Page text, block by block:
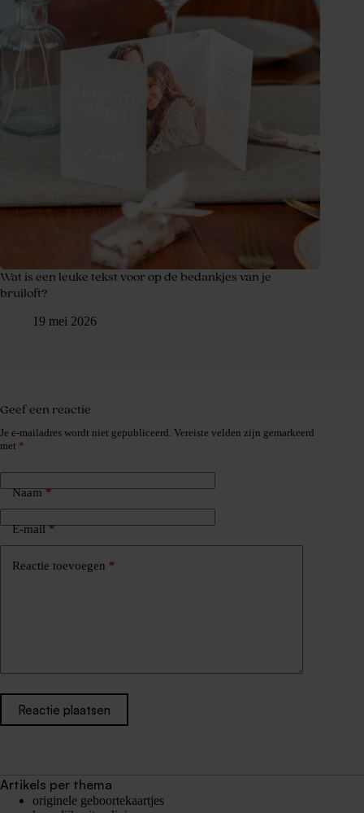
Wat is een leuke tekst voor op de bedankjes van je
bruiloft?
19 mei 2026
Geef een reactie
Je e-mailadres wordt niet gepubliceerd. Vereiste velden zijn gemarkeerd
met *
Naam*
E-mail*
Reactie toevoegen *
Reactie plaatsen
Artikels per thema
originele geboortekaartjes